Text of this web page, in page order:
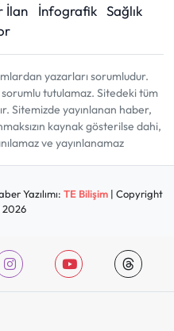
İlan İnfografik Sağlık
yazarları sorumludur.
tutulamaz. Sitedeki tüm
Sitemizde yayınlanan haber,
kaynak gösterilse dahi,
ve yayınlanamaz
Yazılımı: TE Bilişim| Copyright